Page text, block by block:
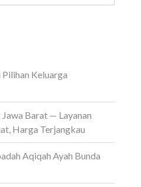
Keluarga
Barat — Layanan
Harga Terjangkau
Aqiqah Ayah Bunda